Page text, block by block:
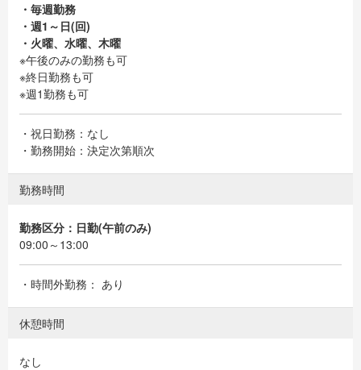
・毎週勤務
・週1～日(回)
・火曜、水曜、木曜
※午後のみの勤務も可
※終日勤務も可
※週1勤務も可
・祝日勤務：なし
・勤務開始：決定次第順次
勤務時間
勤務区分：日勤(午前のみ)
09:00～13:00
・時間外勤務： あり
休憩時間
なし